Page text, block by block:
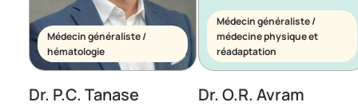
Médecin généraliste /
hématologie
Dr. P.C. Tanase
Médecin généraliste /
médecine physique et
réadaptation
Dr. O.R. Avram